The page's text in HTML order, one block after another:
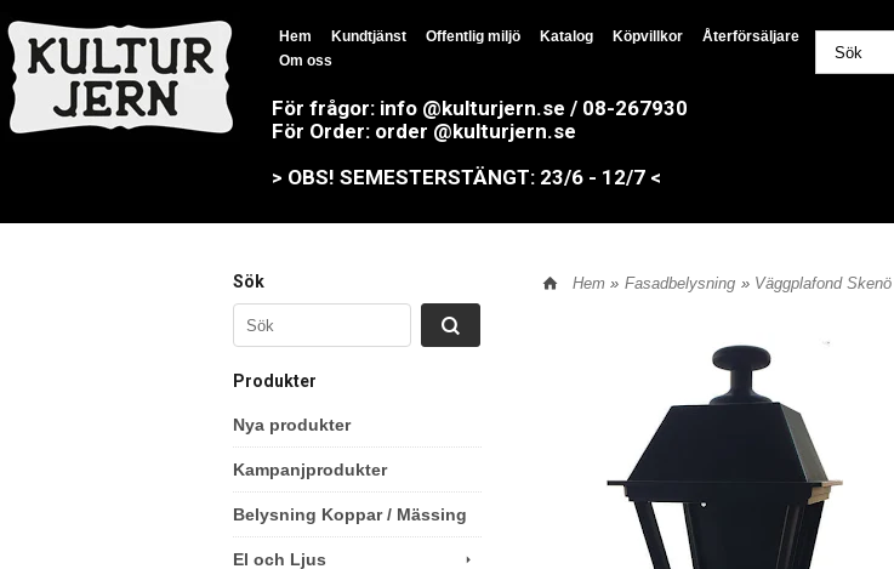
Hem Kundtjänst Offentlig miljö Katalog Köpvillkor
Återförsäljare
Om oss
För frågor: info @kulturjern.se / 08-267930
För Order: order @kulturjern.se
> OBS! SEMESTERSTÄNGT: 23/6 - 12/7 <
Sök
Produkter
Nya produkter
Kampanjprodukter
Belysning Koppar / Mässing
El och Ljus
Hem » Fasadbelysning » Väggplafond Skenö